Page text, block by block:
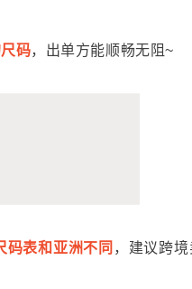
码， 出单方能顺畅无阻~
码表和亚洲不同 ，建议跨